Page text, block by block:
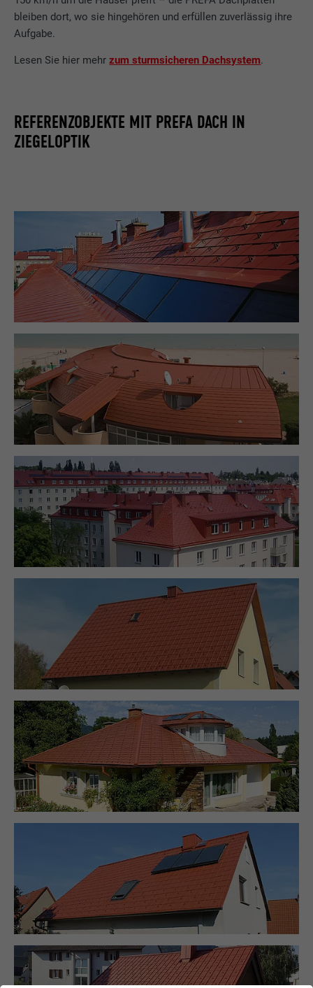
bleiben dort, wo sie hingehören und erfüllen zuverlässig ihre
Aufgabe.
Lesen Sie hier mehrzum sturmsicheren Dachsystem.
REFERENZOBJEKTE MIT PREFA DACH IN
ZIEGELOPTIK